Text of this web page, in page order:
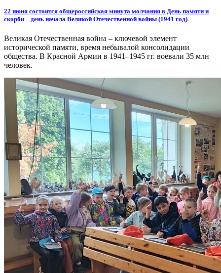
22 июня состоится общероссийская минута молчания в День памяти и
скорби – день начала Великой Отечественной войны (1941 год)
Великая Отечественная война – ключевой элемент
исторической памяти, время небывалой консолидации
общества. В Красной Армии в 1941–1945 гг. воевали 35 млн
человек.